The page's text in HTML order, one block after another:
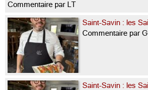
Commentaire par LT
Saint-Savin : les
Commentaire par
Saint-Savin : les